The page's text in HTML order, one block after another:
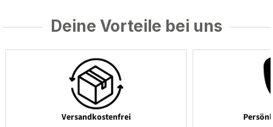
Deine Vorteile bei uns
Versandkostenfrei